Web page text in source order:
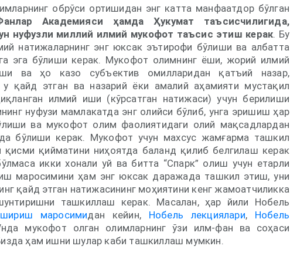
обрўси ортишидан энг катта манфаатдор бўлган
Академияси ҳамда Ҳукумат таъсисчилигида,
нуфузли миллий илмий мукофот таъсис этиш керак . Бу
натижаларнинг энг юксак эътирофи бўлиши ва албатта
эга бўлиши керак. Мукофот олимнинг ёши, жорий илмий
ва ҳо казо субъектив омилларидан қатъий назар,
қайд этган ва назарий ёки амалий аҳамияти мустақил
илмий иши (кўрсатган натижаси) учун берилиши
нуфузи мамлакатда энг олийси бўлиб, унга эришиш ҳар
ва мукофот олим фаолиятидаги олий мақсадлардан
бўлиши керак. Мукофот учун махсус жамғарма ташкил
қийматини ниҳоятда баланд қилиб белгилаш керак
икки хонали уй ва битта “Спарк” олиш учун етарли
маросимини ҳам энг юксак даражада ташкил этиш, уни
қайд этган натижасининг моҳиятини кенг жамоатчиликка
ташкиллаш керак. Масалан, ҳар йили Нобель
маросимидан кейин, Нобель лекциялари, Нобель
мукофот олган олимларнинг ўзи илм-фан ва соҳаси
ҳам ишни шулар каби ташкиллаш мумкин.